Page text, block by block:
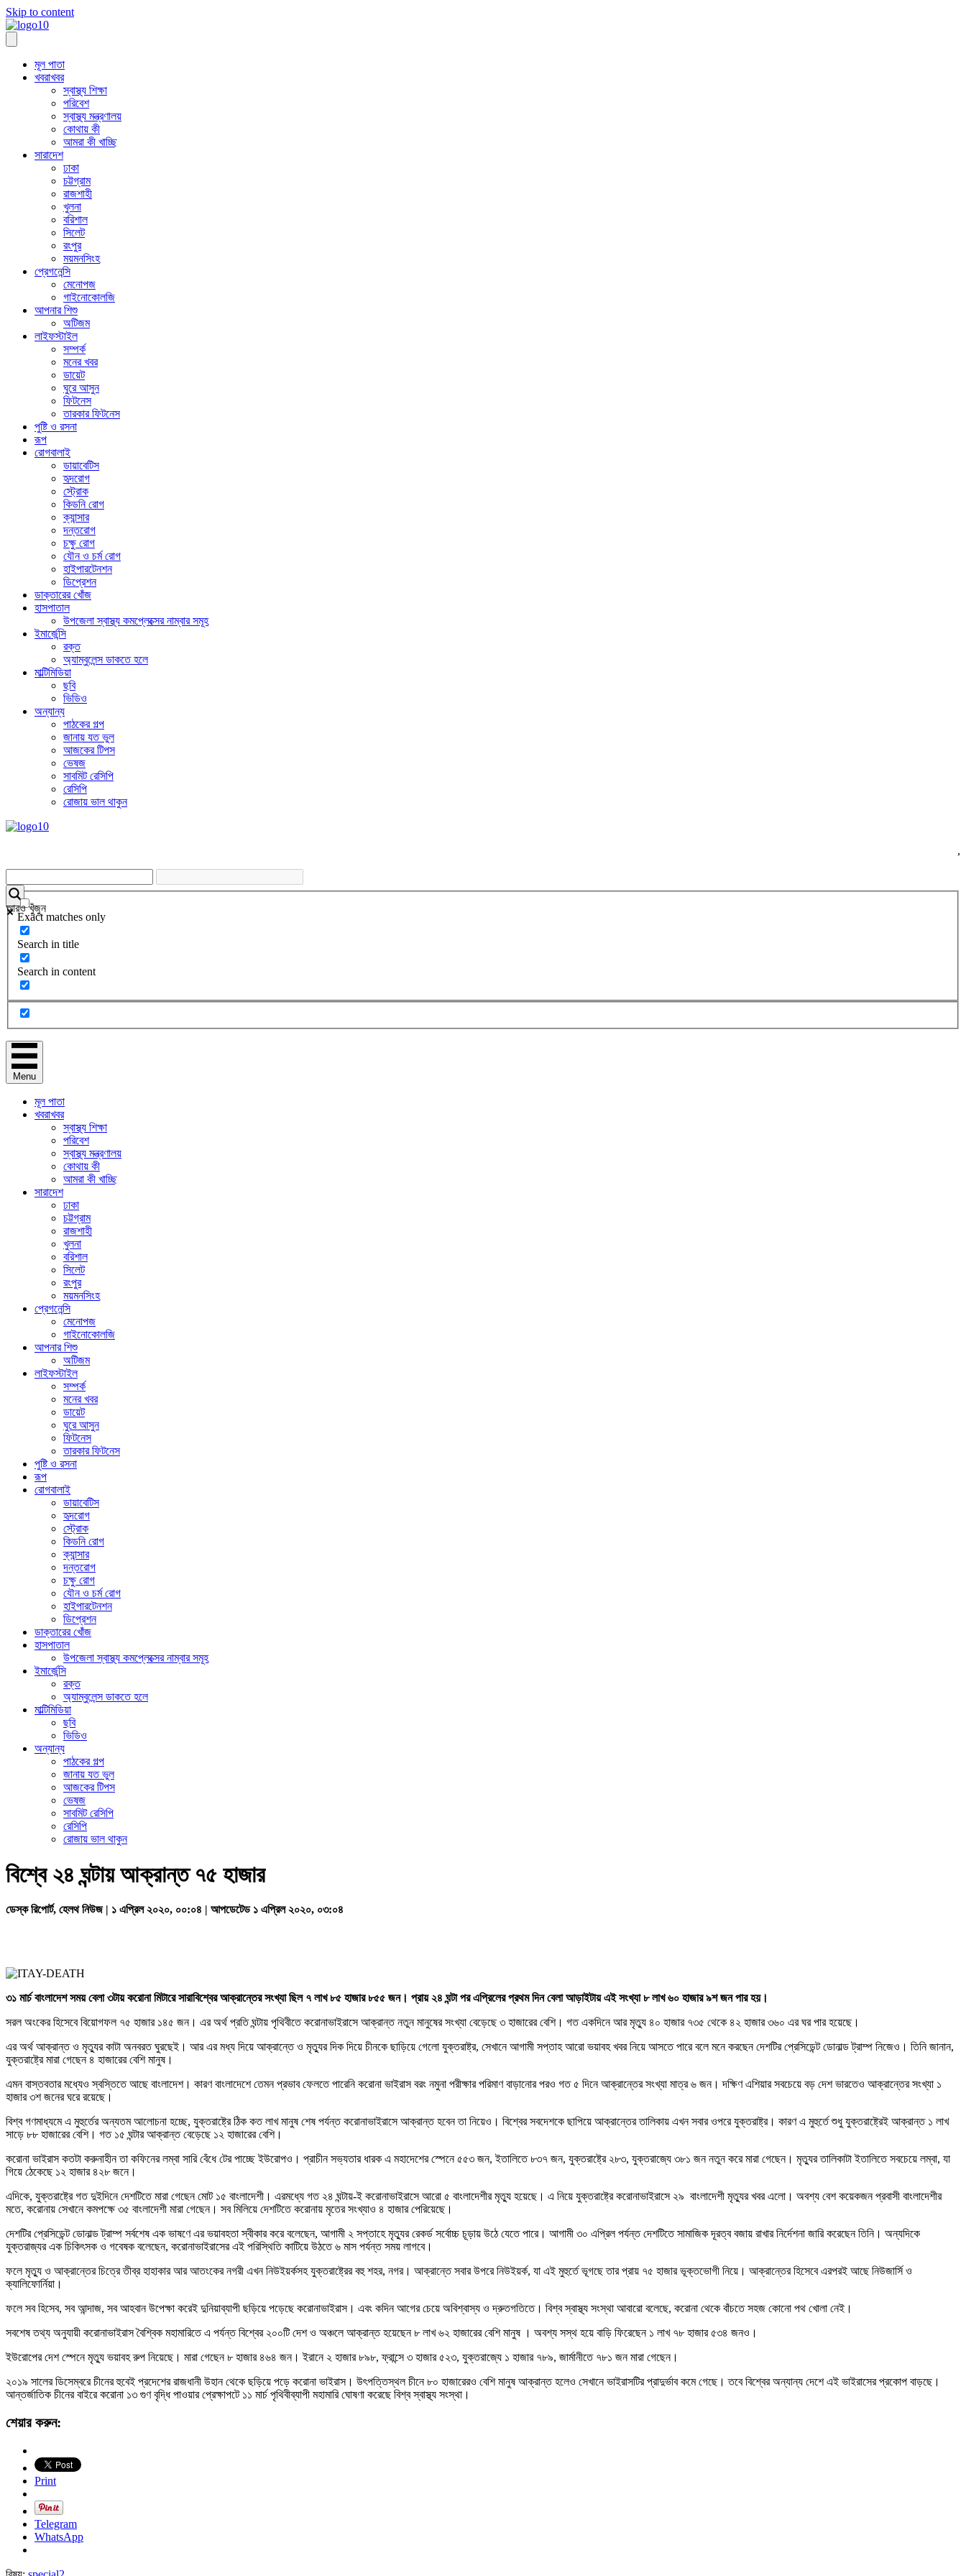
Skip to content
মূল পাতা
খবরাখবর
স্বাস্থ্য শিক্ষা
পরিবেশ
স্বাস্থ্য মন্ত্রণালয়
কোথায় কী
আমরা কী খাচ্ছি
সারাদেশ
ঢাকা
চট্টগ্রাম
রাজশাহী
খুলনা
বরিশাল
সিলেট
রংপুর
ময়মনসিংহ
প্রেগনেন্সি
মেনোপজ
গাইনোকোলজি
আপনার শিশু
অটিজম
লাইফস্টাইল
সম্পর্ক
মনের খবর
ডায়েট
ঘুরে আসুন
ফিটনেস
তারকার ফিটনেস
পুষ্টি ও রসনা
রূপ
রোগবালাই
ডায়াবেটিস
হৃদরোগ
স্ট্রোক
কিডনি রোগ
ক্যান্সার
দন্তরোগ
চক্ষু রোগ
যৌন ও চর্ম রোগ
হাইপারটেনশন
ডিপ্রেশন
ডাক্তারের খোঁজ
হাসপাতাল
উপজেলা স্বাস্থ্য কমপ্লেক্সের নাম্বার সমূহ
ইমার্জেন্সি
রক্ত
অ্যাম্বুলেন্স ডাকতে হলে
মাল্টিমিডিয়া
ছবি
ভিডিও
অন্যান্য
পাঠকের গল্প
জানায় যত ভুল
আজকের টিপস
ভেষজ
সাবমিট রেসিপি
রেসিপি
রোজায় ভাল থাকুন
,
আরও খুঁজুন
Exact matches only
Search in title
Search in content
Menu
মূল পাতা
খবরাখবর
স্বাস্থ্য শিক্ষা
পরিবেশ
স্বাস্থ্য মন্ত্রণালয়
কোথায় কী
আমরা কী খাচ্ছি
সারাদেশ
ঢাকা
চট্টগ্রাম
রাজশাহী
খুলনা
বরিশাল
সিলেট
রংপুর
ময়মনসিংহ
প্রেগনেন্সি
মেনোপজ
গাইনোকোলজি
আপনার শিশু
অটিজম
লাইফস্টাইল
সম্পর্ক
মনের খবর
ডায়েট
ঘুরে আসুন
ফিটনেস
তারকার ফিটনেস
পুষ্টি ও রসনা
রূপ
রোগবালাই
ডায়াবেটিস
হৃদরোগ
স্ট্রোক
কিডনি রোগ
ক্যান্সার
দন্তরোগ
চক্ষু রোগ
যৌন ও চর্ম রোগ
হাইপারটেনশন
ডিপ্রেশন
ডাক্তারের খোঁজ
হাসপাতাল
উপজেলা স্বাস্থ্য কমপ্লেক্সের নাম্বার সমূহ
ইমার্জেন্সি
রক্ত
অ্যাম্বুলেন্স ডাকতে হলে
মাল্টিমিডিয়া
ছবি
ভিডিও
অন্যান্য
পাঠকের গল্প
জানায় যত ভুল
আজকের টিপস
ভেষজ
সাবমিট রেসিপি
রেসিপি
রোজায় ভাল থাকুন
বিশ্বে ২৪ ঘন্টায় আক্রান্ত ৭৫ হাজার
ডেস্ক রিপোর্ট, হেলথ নিউজ | ১ এপ্রিল ২০২০, ০০:০৪ | আপডেটেড ১ এপ্রিল ২০২০, ০৩:০৪
৩১ মার্চ বাংলাদেশ সময় বেলা ৩টায় করোনা মিটারে সারাবিশ্বের আক্রান্তের সংখ্যা ছিল ৭ লাখ ৮৫ হাজার ৮৫৫ জন। প্রায় ২৪ ঘন্টা পর এপ্রিলের প্রথম দিন বেলা আড়াইটায় এই সংখ্যা ৮ লাখ ৬০ হাজার ৯শ জন পার হয়।
সরল অংকের হিসেবে বিয়োগফল ৭৫ হাজার ১৪৫ জন। এর অর্থ প্রতি ঘন্টায় পৃথিবীতে করোনাভাইরাসে আক্রান্ত নতুন মানুষের সংখ্যা বেড়েছে ৩ হাজারের বেশি। গত একদিনে আর মৃত্যু ৪০ হাজার ৭৩৫ থেকে ৪২ হাজার ৩৬০ এর ঘর পার হয়েছে।
এর অর্থ আক্রান্ত ও মৃত্যুর কাটা অনবরত ঘুরছেই। আর এর মধ্য দিয়ে আক্রান্তে ও মৃত্যুর দিক দিয়ে চীনকে ছাড়িয়ে গেলো যুক্তরাষ্ট্র, সেখানে আগামী সপ্তাহ আরো ভয়াবহ খবর নিয়ে আসতে পারে বলে মনে করছেন দেশটির প্রেসিডেন্ট ডোনাল্ড ট্রাম্প নিজেও। তিনি জানান,
যুক্তরাষ্ট্রে মারা গেছেন ৪ হাজারের বেশি মানুষ।
এমন বাস্তবতার মধ্যেও স্বস্তিতে আছে বাংলাদেশ। কারণ বাংলাদেশে তেমন প্রভাব ফেলতে পারেনি করোনা ভাইরাস বরং নমুনা পরীক্ষার পরিমাণ বাড়ানোর পরও গত ৫ দিনে আক্রান্তের সংখ্যা মাত্র ৬ জন। দক্ষিণ এশিয়ার সবচেয়ে বড় দেশ ভারতেও আক্রান্তের সংখ্যা ১
হাজার ৩শ জনের ঘরে রয়েছে।
বিশ্ব গণমাধ্যমে এ মুহুর্তের অন্যতম আলোচনা হচ্ছে, যুক্তরাষ্ট্রে ঠিক কত লাখ মানুষ শেষ পর্যন্ত করোনাভাইরাসে আক্রান্ত হবেন তা নিয়েও। বিশ্বের সবদেশকে ছাপিয়ে আক্রান্তের তালিকায় এখন সবার ওপরে যুক্তরাষ্ট্র। কারণ এ মুহুর্তে শুধু যুক্তরাষ্ট্রেই আক্রান্ত ১ লাখ
সাড়ে ৮৮ হাজারের বেশি। গত ১৫ ঘন্টার আক্রান্ত বেড়েছে ১২ হাজারের বেশি।
করোনা ভাইরাস কতটা করুনাহীন তা কফিনের লম্বা সারি বেঁধে টের পাচ্ছে ইউরোপও। প্রাচীন সভ্যতার ধারক এ মহাদেশের স্পেনে ৫৫৩ জন, ইতালিতে ৮৩৭ জন, যুক্তরাষ্ট্রে ২৮৩, যুক্তরাজ্যে ৩৮১ জন নতুন করে মারা গেছেন। মৃত্যুর তালিকাটা ইতালিতে সবচেয়ে লম্বা, যা
গিয়ে ঠেকেছে ১২ হাজার ৪২৮ জনে।
এদিকে, যুক্তরাষ্ট্রে গত দুইদিনে দেশটিতে মারা গেছেন মোট ১৫ বাংলাদেশী। এরমধ্যে গত ২৪ ঘন্টায়-ই করোনাভাইরাসে আরো ৫ বাংলাদেশীর মৃত্যু হয়েছে। এ নিয়ে যুক্তরাষ্ট্রে করোনাভাইরাসে ২৯ বাংলাদেশী মৃত্যুর খবর এলো। অবশ্য বেশ কয়েকজন প্রবাসী বাংলাদেশীর
মতে, করোনায় সেখানে কমপক্ষে ৩৫ বাংলাদেশী মারা গেছেন। সব মিলিয়ে দেশটিতে করোনায় মৃতের সংখ্যাও ৪ হাজার পেরিয়েছে।
দেশটির প্রেসিডেন্ট ডোনাল্ড ট্রাম্প সর্বশেষ এক ভাষণে এর ভয়াবহতা স্বীকার করে বলেছেন, আগামী ২ সপ্তাহে মৃত্যুর রেকর্ড সর্বোচ্চ চূড়ায় উঠে যেতে পারে। আগামী ৩০ এপ্রিল পর্যন্ত দেশটিতে সামাজিক দূরত্ব বজায় রাখার নির্দেশনা জারি করেছেন তিনি। অন্যদিকে
যুক্তরাজ্যর এক চিকিৎসক ও গবেষক বলেছেন, করোনাভাইরাসের এই পরিস্থিতি কাটিয়ে উঠতে ৬ মাস পর্যন্ত সময় লাগবে।
ফলে মৃত্যু ও আক্রান্তের চিত্রে তীব্র হাহাকার আর আতংকের নগরী এখন নিউইয়র্কসহ যুক্তরাষ্ট্রের বহু শহর, নগর। আক্রান্তে সবার উপরে নিউইয়র্ক, যা এই মুহুর্তে ভূগছে তার প্রায় ৭৫ হাজার ভূক্তভোগী নিয়ে। আক্রান্তের হিসেবে এরপরই আছে নিউজার্সি ও
ক্যালিফোর্নিয়া।
ফলে সব হিসেব, সব আন্দাজ, সব আহবান উপেক্ষা করেই দুনিয়াব্যাপী ছড়িয়ে পড়েছে করোনাভাইরাস। এবং কদিন আগের চেয়ে অবিশ্বাস্য ও দ্রুতগতিতে। বিশ্ব স্বাস্থ্য সংস্থা আবারো বলেছে, করোনা থেকে বাঁচতে সহজ কোনো পথ খোলা নেই।
সবশেষ তথ্য অনুযায়ী করোনাভাইরাস বৈশ্বিক মহামারিতে এ পর্যন্ত বিশ্বের ২০০টি দেশ ও অঞ্চলে আক্রান্ত হয়েছেন ৮ লাখ ৬২ হাজারের বেশি মানুষ । অবশ্য সস্থ হয়ে বাড়ি ফিরেছেন ১ লাখ ৭৮ হাজার ৫৩৪ জনও।
ইউরোপের দেশ স্পেনে মৃত্যু ভয়াবহ রুপ নিয়েছে। মারা গেছেন ৮ হাজার ৪৬৪ জন। ইরানে ২ হাজার ৮৯৮, ফ্রান্সে ৩ হাজার ৫২৩, যুক্তরাজ্যে ১ হাজার ৭৮৯, জার্মানীতে ৭৮১ জন মারা গেছেন।
২০১৯ সালের ডিসেম্বরে চীনের হুবেই প্রদেশের রাজধানী উহান থেকে ছড়িয়ে পড়ে করোনা ভাইরাস। উৎপত্তিস্থল চীনে ৮০ হাজারেরও বেশি মানুষ আক্রান্ত হলেও সেখানে ভাইরাসটির প্রাদুর্ভাব কমে গেছে। তবে বিশ্বের অন্যান্য দেশে এই ভাইরাসের প্রকোপ বাড়ছে।
আন্তর্জাতিক চীনের বাইরে করোনা ১৩ গুণ বৃদ্ধি পাওয়ার প্রেক্ষাপটে ১১ মার্চ পৃথিবীব্যাপী মহামারি ঘোষণা করেছে বিশ্ব স্বাস্থ্য সংস্থা।
শেয়ার করুন:
Print
Telegram
WhatsApp